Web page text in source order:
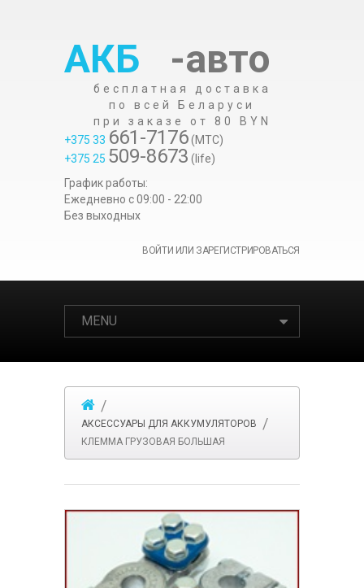
АКБ -авто
бесплатная доставка
по всей Беларуси
при заказе от 80 BYN
+375 33 661-7176(МТС)
+375 25 509-8673 (life)
График работы:
Ежедневно c 09:00 - 22:00
Без выходных
ВОЙТИ ИЛИ ЗАРЕГИСТРИРОВАТЬСЯ
MENU
АКСЕССУАРЫ ДЛЯ АККУМУЛЯТОРОВ
КЛЕММА ГРУЗОВАЯ БОЛЬШАЯ